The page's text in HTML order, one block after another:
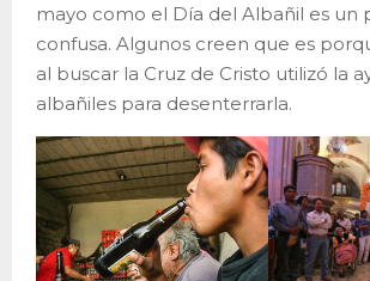
mayo como el Día del Albañil es un
confusa. Algunos creen que es
al buscar la Cruz de Cristo utilizó la
albañiles para desenterrarla.